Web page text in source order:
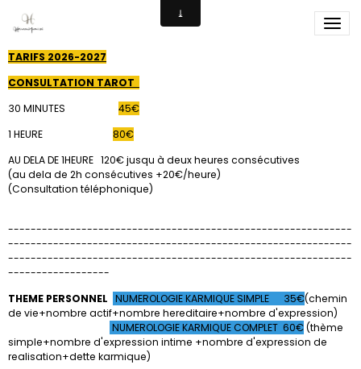
Tarifs
TARIFS 2026-2027
CONSULTATION TAROT
30 MINUTES 45€
1 HEURE 80€
AU DELA DE 1HEURE 120€ jusqu à deux heures consécutives
(au dela de 2h consécutives +20€/heure)
(Consultation téléphonique)
-------------------------------------------------------------
-------------------------------------------------------------
-------------------------------------------------------------
------------------
THEME PERSONNEL NUMEROLOGIE KARMIQUE SIMPLE 35€(chemin
de vie+nombre actif+nombre hereditaire+nombre d'expression)
NUMEROLOGIE KARMIQUE COMPLET 60€(thème
simple+nombre d'expression intime +nombre d'expression de
realisation+dette karmique)